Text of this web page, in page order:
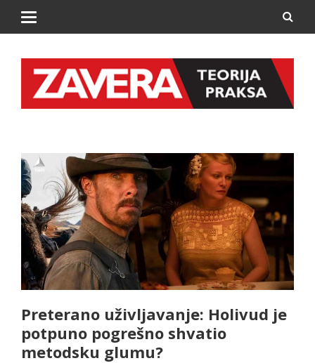
Preterano uživljavanje: Holivud je
potpuno pogrešno shvatio
metodsku glumu?